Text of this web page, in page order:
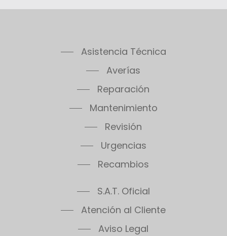
atención al cliente Saunier Duval en
Asistencia Técnica
Averías
Reparación
Mantenimiento
Revisión
Urgencias
Recambios
S.A.T. Oficial
Atención al Cliente
Aviso Legal